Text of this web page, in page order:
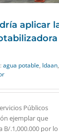
aplicar
agua potable, Idaan,
Públicos
ejemplar que
B/.1,000.000 por lo